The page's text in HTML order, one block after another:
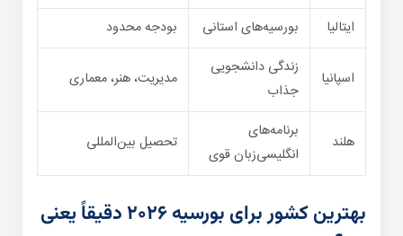
ایتالیا
بورسیه‌های استانی بودجه محدود
اسپانیا
زندگی دانشجویی
جذاب
مدیریت، هنر، معماری
هلند
برنامه‌های
انگلیسی‌زبان قوی
تحصیل بین‌المللی
بهترین کشور برای بورسیه ۲۰۲۶ دقیقاً یعنی